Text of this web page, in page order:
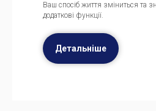
Ваш спосіб життя зміниться та
додаткові функції.
Детальніше